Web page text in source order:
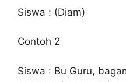
Siswa : (Diam)
Contoh 2
Siswa : Bu Guru,